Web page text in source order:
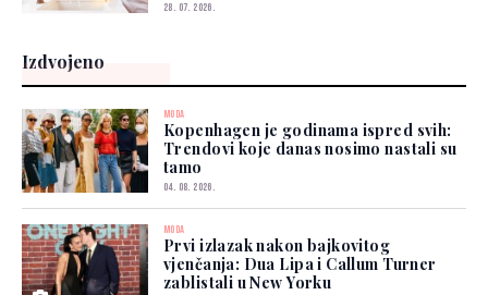
28. 07. 2026.
Izdvojeno
MODA
Kopenhagen je godinama ispred svih:
Trendovi koje danas nosimo nastali su
tamo
04. 08. 2026.
MODA
Prvi izlazak nakon bajkovitog
vjenčanja: Dua Lipa i Callum Turner
zablistali u New Yorku